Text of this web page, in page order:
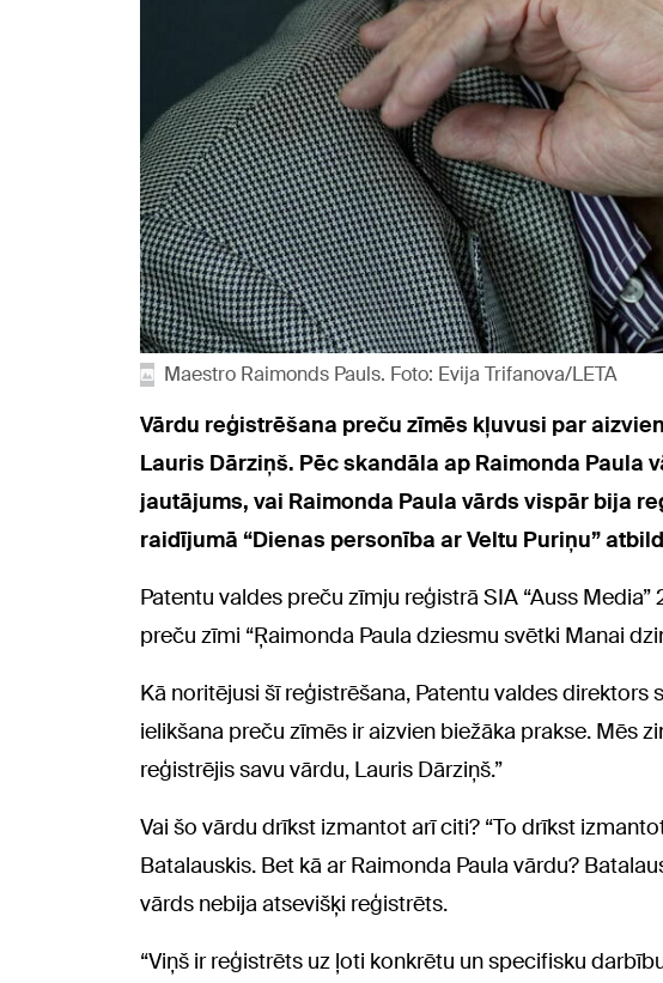
Maestro Raimonds Pauls. Foto: Evija Trifanova/LETA
Vārdu reģistrēšana preču zīmēs kļuvusi par
Lauris Dārziņš. Pēc skandāla ap Raimonda
jautājums, vai Raimonda Paula vārds vispār bija
raidījumā “Dienas personība ar Veltu Puriņu”
Patentu valdes preču zīmju reģistrā SIA “Auss
preču zīmi “Ŗaimonda Paula dziesmu svētki Manai
Kā noritējusi šī reģistrēšana, Patentu valdes direktors
ielikšana preču zīmēs ir aizvien biežāka prakse. Mēs
reģistrējis savu vārdu, Lauris Dārziņš.”
Vai šo vārdu drīkst izmantot arī citi? “To drīkst
Batalauskis. Bet kā ar Raimonda Paula vārdu?
vārds nebija atsevišķi reģistrēts.
“Viņš ir reģistrēts uz ļoti konkrētu un specifisku